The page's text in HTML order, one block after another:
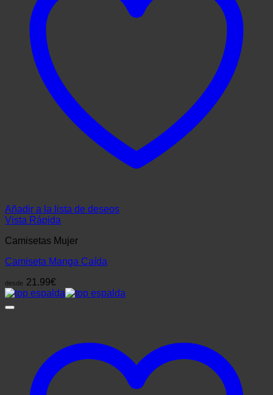
Añadir a la lista de deseos
Vista Rápida
Camisetas Mujer
Camiseta Manga Caída
desde 21.99€